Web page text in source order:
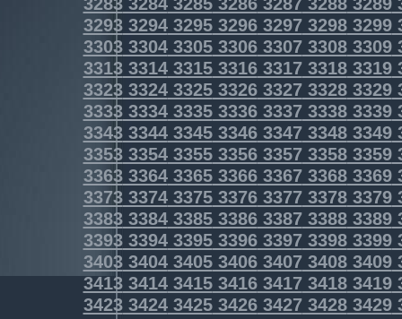
3293329432953296329732983299
3303330433053306330733083309
3313331433153316331733183319
3323332433253326332733283329
3333333433353336333733383339
3343334433453346334733483349
3353335433553356335733583359
3363336433653366336733683369
3373337433753376337733783379
3383338433853386338733883389
3393339433953396339733983399
3403340434053406340734083409
3413341434153416341734183419
3423342434253426342734283429